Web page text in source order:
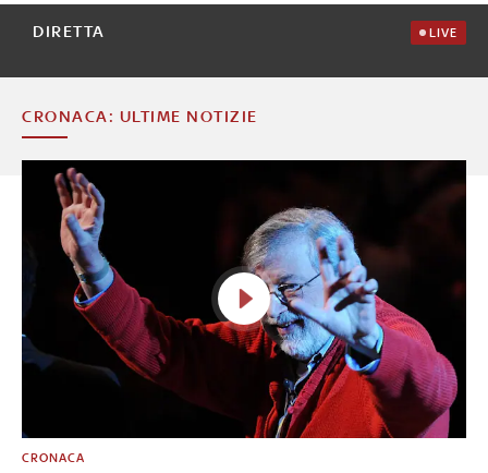
DIRETTA LIVE
CRONACA: ULTIME NOTIZIE
CRONACA